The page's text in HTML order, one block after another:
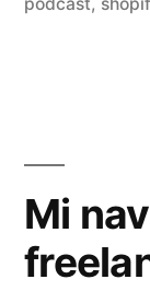
podcast,
Mi